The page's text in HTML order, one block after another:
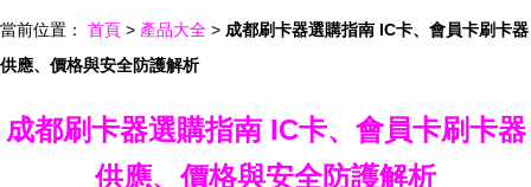
當前位置： 首頁 > 產品大全 > 成都刷卡器選購指南 IC卡、會員卡刷卡器
供應、價格與安全防護解析
成都刷卡器選購指南 IC卡、會員卡刷卡器
供應、價格與安全防護解析